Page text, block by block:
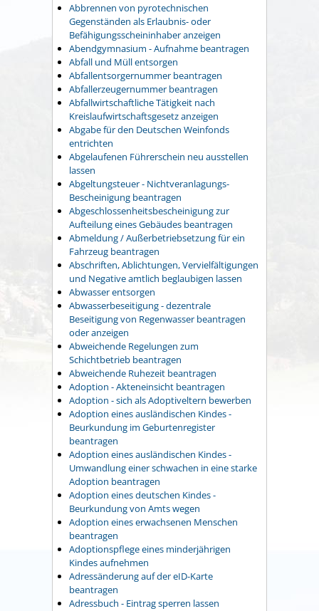
Abbrennen von pyrotechnischen
Gegenständen als Erlaubnis- oder
Befähigungsscheininhaber anzeigen
Abendgymnasium - Aufnahme beantragen
Abfall und Müll entsorgen
Abfallentsorgernummer beantragen
Abfallerzeugernummer beantragen
Abfallwirtschaftliche Tätigkeit nach
Kreislaufwirtschaftsgesetz anzeigen
Abgabe für den Deutschen Weinfonds
entrichten
Abgelaufenen Führerschein neu ausstellen
lassen
Abgeltungsteuer - Nichtveranlagungs-
Bescheinigung beantragen
Abgeschlossenheitsbescheinigung zur
Aufteilung eines Gebäudes beantragen
Abmeldung / Außerbetriebsetzung für ein
Fahrzeug beantragen
Abschriften, Ablichtungen, Vervielfältigungen
und Negative amtlich beglaubigen lassen
Abwasser entsorgen
Abwasserbeseitigung - dezentrale
Beseitigung von Regenwasser beantragen
oder anzeigen
Abweichende Regelungen zum
Schichtbetrieb beantragen
Abweichende Ruhezeit beantragen
Adoption - Akteneinsicht beantragen
Adoption - sich als Adoptiveltern bewerben
Adoption eines ausländischen Kindes -
Beurkundung im Geburtenregister
beantragen
Adoption eines ausländischen Kindes -
Umwandlung einer schwachen in eine starke
Adoption beantragen
Adoption eines deutschen Kindes -
Beurkundung von Amts wegen
Adoption eines erwachsenen Menschen
beantragen
Adoptionspflege eines minderjährigen
Kindes aufnehmen
Adressänderung auf der eID-Karte
beantragen
Adressbuch - Eintrag sperren lassen